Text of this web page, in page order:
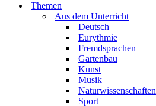
Themen
Aus dem Unterricht
Deutsch
Eurythmie
Fremdsprachen
Gartenbau
Kunst
Musik
Naturwissenschaften
Sport